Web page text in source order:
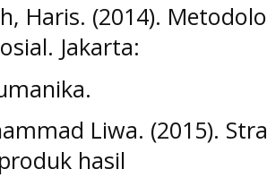
Haris. (2014).
Jakarta:
Liwa. (2015).
hasil